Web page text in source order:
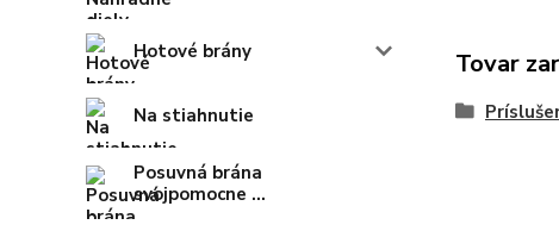
Hotové brány
Na stiahnutie
Posuvná brána
svojpomocne ...
Tovar